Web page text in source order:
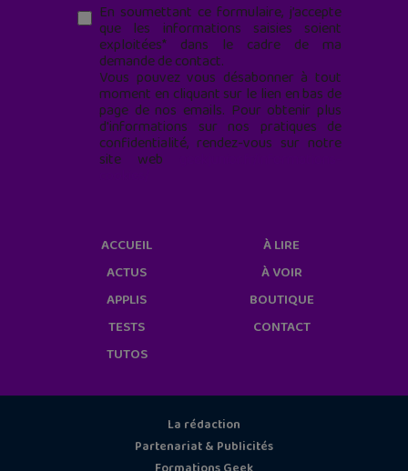
En soumettant ce formulaire, j’accepte
que les informations saisies soient
exploitées* dans le cadre de ma
demande de contact.
Vous pouvez vous désabonner à tout
moment en cliquant sur le lien en bas de
page de nos emails. Pour obtenir plus
d'informations sur nos pratiques de
confidentialité, rendez-vous sur notre
site web
ACCUEIL
ACTUS
APPLIS
TESTS
TUTOS
À LIRE
À VOIR
BOUTIQUE
CONTACT
La rédaction
Partenariat & Publicités